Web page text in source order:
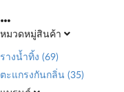
หมวดหมู่สินค้า
รางน้ำทิ้ง (69)
ตะแกรงกันกลิ่น (35)